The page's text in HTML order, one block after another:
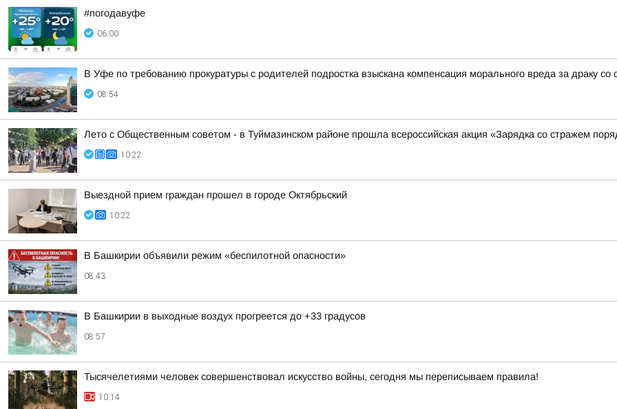
#погодавуфе
06:00
В Уфе по требованию прокуратуры с родителей подростка взыскана компенсация морального вреда за драку со
08:54
Лето с Общественным советом - в Туймазинском районе прошла всероссийская акция «Зарядка со стражем
10:22
Выездной прием граждан прошел в городе Октябрьский
10:22
В Башкирии объявили режим «беспилотной опасности»
08:43
В Башкирии в выходные воздух прогреется до +33 градусов
08:57
Тысячелетиями человек совершенствовал искусство войны, сегодня мы переписываем правила!
10:14